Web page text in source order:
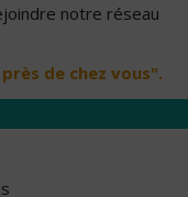
notre réseau
de chez vous".